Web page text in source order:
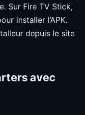
Sur Fire TV Stick,
installer l’APK.
depuis le site
avec